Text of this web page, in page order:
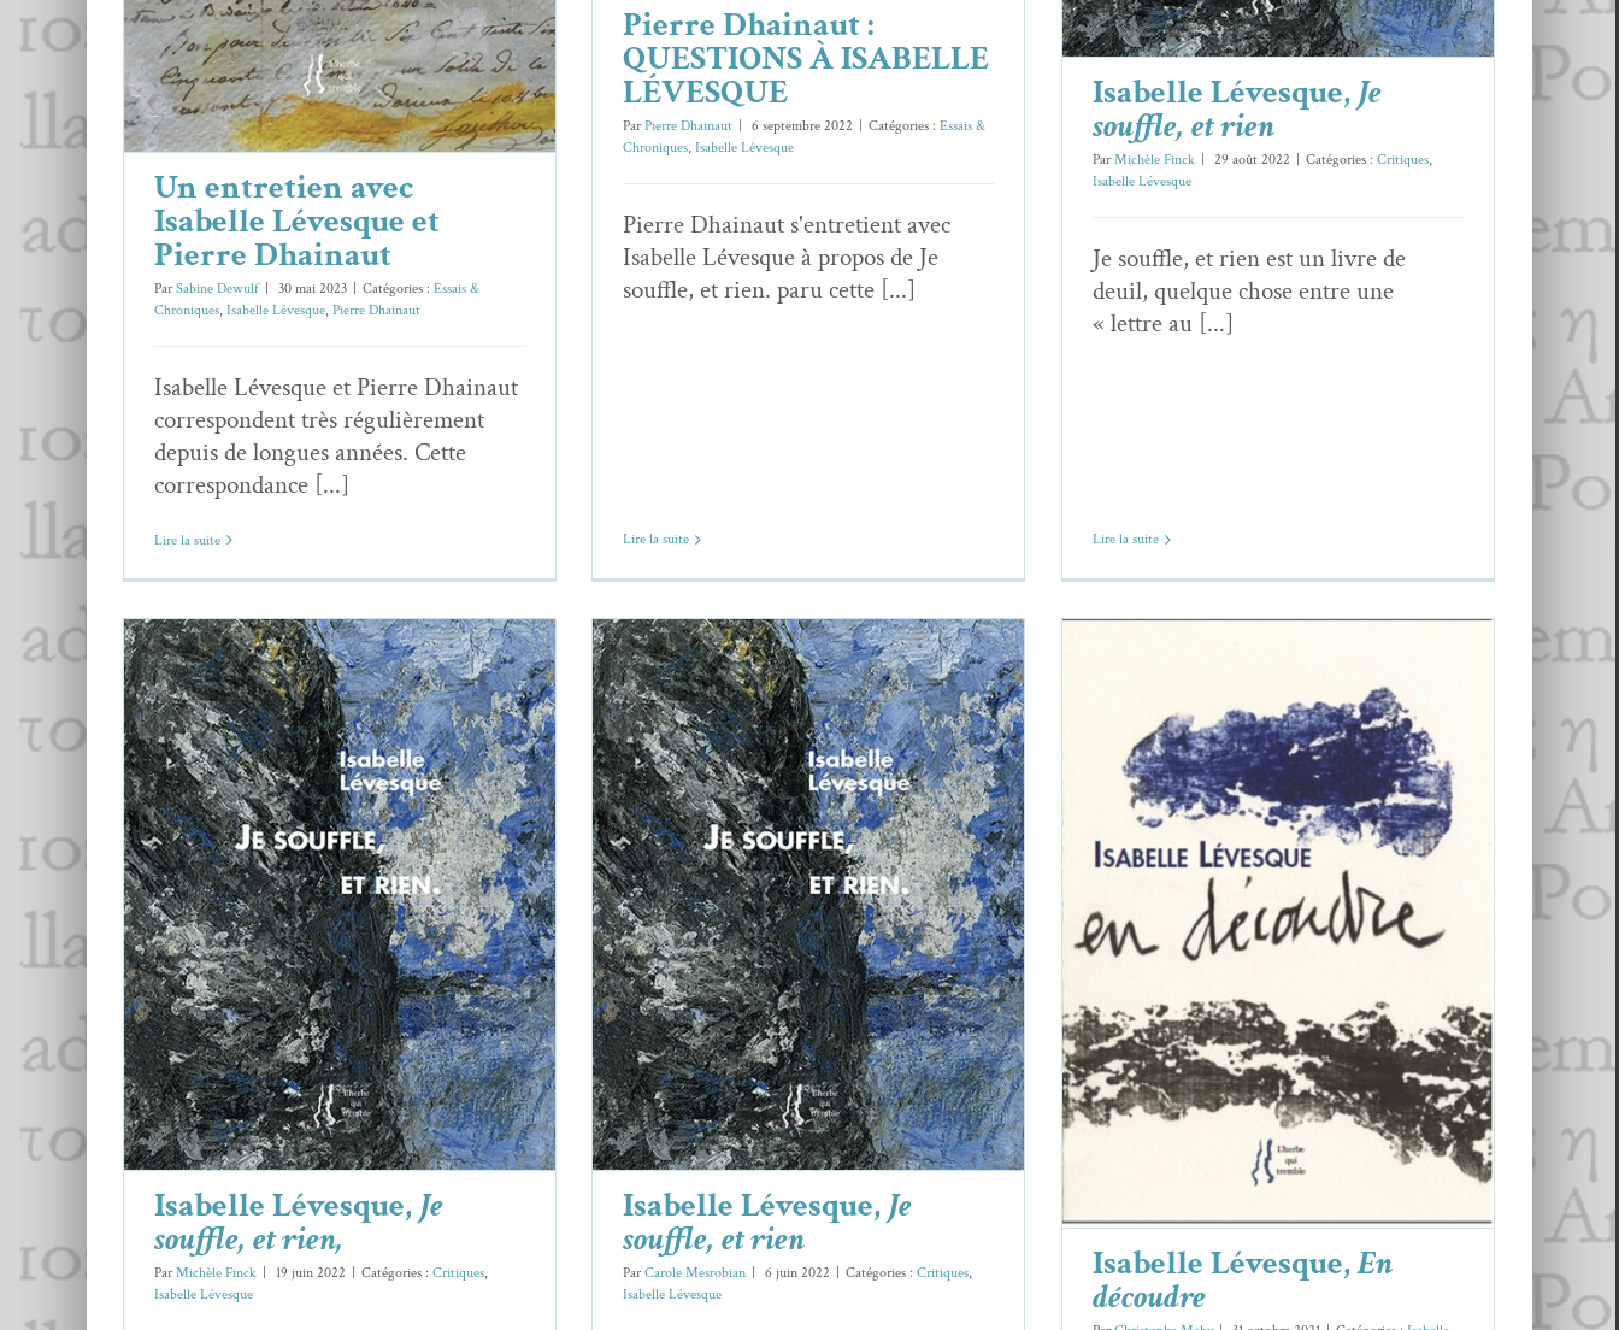
Un entretien avec
Isabelle Lévesque et
Pierre Dhainaut
ParSabine Dewulf 30 mai 2023 Catégories : Essais &
Chroniques, Isabelle Lévesque, Pierre Dhainaut
Isabelle Lévesque et Pierre Dhainaut
correspondent très régulièrement
depuis de longues années. Cette
correspondance [...]
Lire la suite
Pierre Dhainaut :
QUESTIONS À ISABELLE
LÉVESQUE
ParPierre Dhainaut 6 septembre 2022 Catégories : Essais &
Chroniques, Isabelle Lévesque
Pierre Dhainaut s'entretient avec
Isabelle Lévesque à propos de Je
souffle, et rien. paru cette [...]
Lire la suite
Isabelle Lévesque,Je
souffle, et rien
ParMichèle Finck 29 août 2022 Catégories : Critiques,
Isabelle Lévesque
Je souffle, et rien est un livre de
deuil, quelque chose entre une
« lettre au [...]
Lire la suite
Isabelle Lévesque,Je souffle, et rien,
Critiques Isabelle Lévesque
Isabelle Lévesque,Je
souffle, et rien,
ParMichèle Finck 19 juin 2022 Catégories : Critiques,
Isabelle Lévesque
Isabelle Lévesque,Je souffle, et rien
Critiques Isabelle Lévesque
Isabelle Lévesque,Je
souffle, et rien
ParCarole Mesrobian 6 juin 2022 Catégories : Critiques,
Isabelle Lévesque
Isabelle Lévesque,En découdre
Isabelle Lévesque,En
découdre